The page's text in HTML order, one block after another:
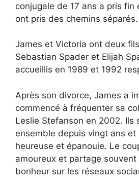
conjugale de 17 ans a pris fin
ont pris des chemins séparés.
James et Victoria ont deux
Sebastian Spader et Elijah
accueillis en 1989 et 1992
Après son divorce, James a
commencé à fréquenter sa
Leslie Stefanson en 2002. Ils
ensemble depuis vingt ans et
heureuse et épanouie. Le
amoureux et partage
bonheur sur les réseaux